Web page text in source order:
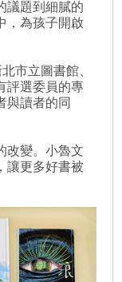
議題到細膩的
，為孩子開啟
市立圖書館、
評選委員的專
與讀者的同
改變。小魯文
讓更多好書被